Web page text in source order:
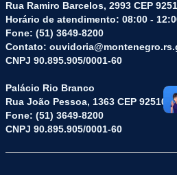
Rua Ramiro Barcelos, 2993 CEP
Horário de atendimento: 08:00 -
Fone: (51) 3649-8200
Contato:
CNPJ 90.895.905/0001-60
Palácio Rio Branco
Rua João Pessoa, 1363 CEP 92510-
Fone: (51) 3649-8200
CNPJ 90.895.905/0001-60